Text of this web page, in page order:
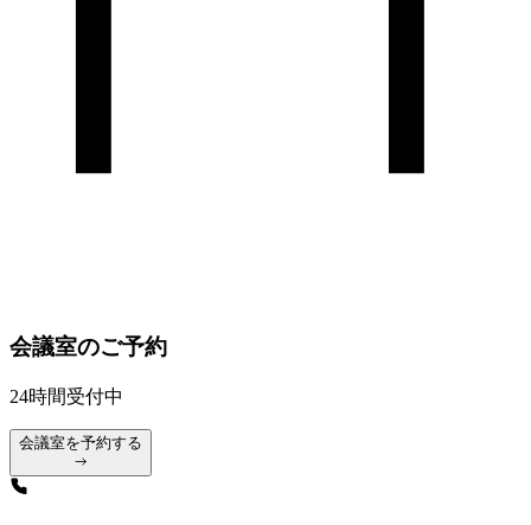
会議室のご予約
24時間受付中
会議室を予約する